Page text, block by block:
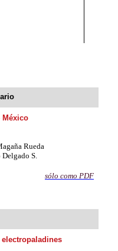
México
Rueda
S.
sólo como PDF
electropaladines